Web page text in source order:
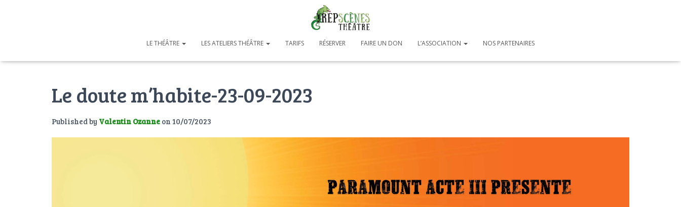
LE THÉÂTRE LES ATELIERS THÉÂTRE TARIFS RÉSERVER FAIRE UN DON L’ASSOCIATION NOS PARTENAIRES
Le doute m’habite-23-09-2023
Published by Valentin Ozanne on 10/07/2023